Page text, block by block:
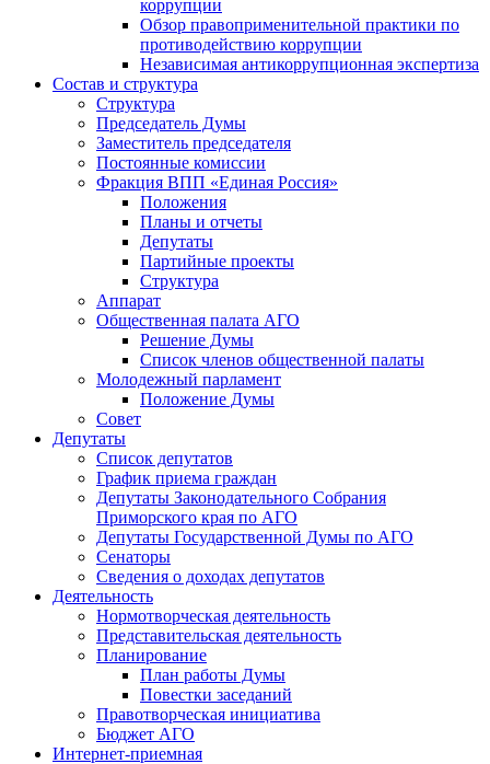
коррупции
Обзор правоприменительной практики по
противодействию коррупции
Независимая антикоррупционная экспертиза
Состав и структура
Структура
Председатель Думы
Заместитель председателя
Постоянные комиссии
Фракция ВПП «Единая Россия»
Положения
Планы и отчеты
Депутаты
Партийные проекты
Структура
Аппарат
Общественная палата АГО
Решение Думы
Список членов общественной палаты
Молодежный парламент
Положение Думы
Совет
Депутаты
Список депутатов
График приема граждан
Депутаты Законодательного Собрания
Приморского края по АГО
Депутаты Государственной Думы по АГО
Сенаторы
Сведения о доходах депутатов
Деятельность
Нормотворческая деятельность
Представительская деятельность
Планирование
План работы Думы
Повестки заседаний
Правотворческая инициатива
Бюджет АГО
Интернет-приемная